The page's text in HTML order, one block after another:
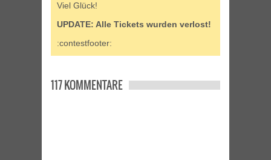
Viel Glück!
UPDATE: Alle Tickets wurden verlost!
:contestfooter:
117 KOMMENTARE